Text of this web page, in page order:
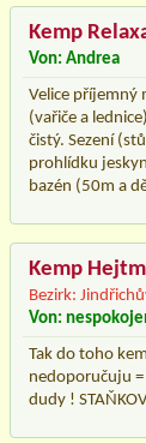
Kemp
Von: Andrea
Velice příjemný
(vařiče a
čistý. Sezení
prohlídku
bazén (50m a
Kemp
Bezirk:
Von:
Tak do toho
nedoporučuju
dudy !